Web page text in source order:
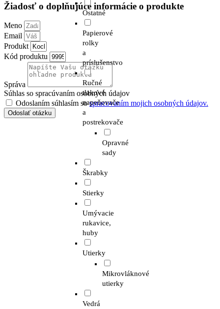
Ostatné
Papierové
rolky
a
príslušenstvo
Ručné
tlakové
napeňovače
a
postrekovače
Opravné
sady
Škrabky
Stierky
Umývacie
rukavice,
huby
Utierky
Mikrovláknové
utierky
Vedrá
Žiadosť o doplňujúce informácie o produkte
Meno
Email
Produkt
Kód produktu
Správa
Súhlas so spracúvaním osobných údajov
Odoslaním súhlasím sospracovaním mojich osobných údajov.
Odoslať otázku